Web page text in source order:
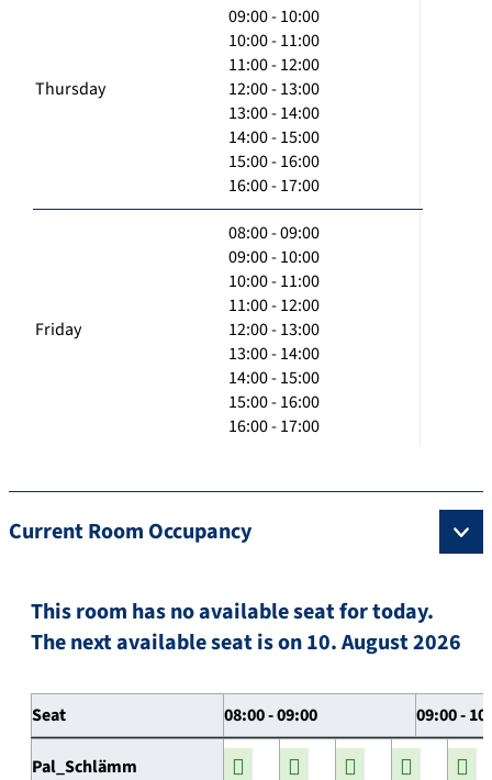
Thursday
09:00 - 10:00
10:00 - 11:00
11:00 - 12:00
12:00 - 13:00
13:00 - 14:00
14:00 - 15:00
15:00 - 16:00
16:00 - 17:00
Friday
08:00 - 09:00
09:00 - 10:00
10:00 - 11:00
11:00 - 12:00
12:00 - 13:00
13:00 - 14:00
14:00 - 15:00
15:00 - 16:00
16:00 - 17:00
Current Room Occupancy
This room has no available seat for today.
The next available seat is on 10. August 2026
Seat 08:00 - 09:00 09:00 -
Pal_Schlämm